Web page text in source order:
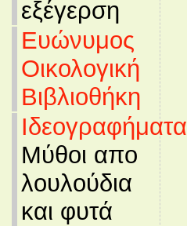
εξέγερση
Ευώνυμος
Οικολογική
Βιβλιοθήκη
Ιδεογραφήματα
Μύθοι απο
λουλούδια
και φυτά